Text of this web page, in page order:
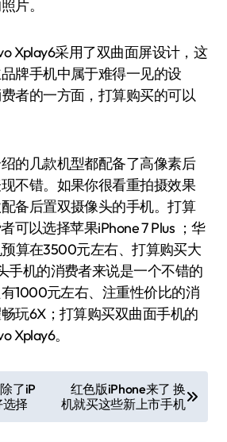
片。
采用了双曲面屏设计，这
牌手机中属于难得一见的设
者的一方面，打算购买的可以
几款机型都配备了高像素后
不错。如果你很看重拍摄效果
备后置双摄像头的手机。打算
可以选择苹果iPhone 7 Plus ；华
算在3500元左右、打算购买大
手机的消费者来说是一个不错的
1000元左右、注重性价比的消
玩6X；打算购买双曲面手机的
Xplay6。
了iP
择
红色版iPhone来了 换
机就买这些新上市手机